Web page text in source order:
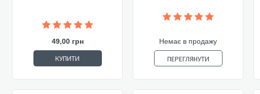
49,00 грн
КУПИТИ
Немає в продажу
ПЕРЕГЛЯНУТИ